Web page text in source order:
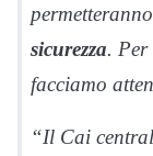
sicurezza.
facciamo
“Il Cai